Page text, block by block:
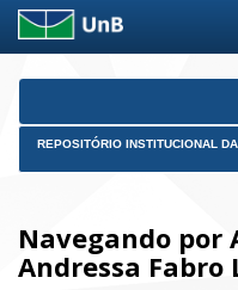
Skip
REPOSITÓRIO INSTITUCIONAL
Navegando por
Andressa Fabro